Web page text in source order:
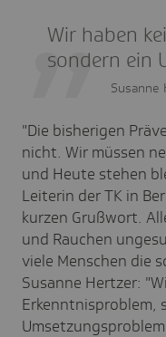
Wir haben
sondern ein
Susanne
"Die bisherigen
nicht. Wir müssen
und Heute stehen
Leiterin der TK in
kurzen Grußwort.
und Rauchen
viele Menschen die
Susanne Hertzer:
Erkenntnisproblem,